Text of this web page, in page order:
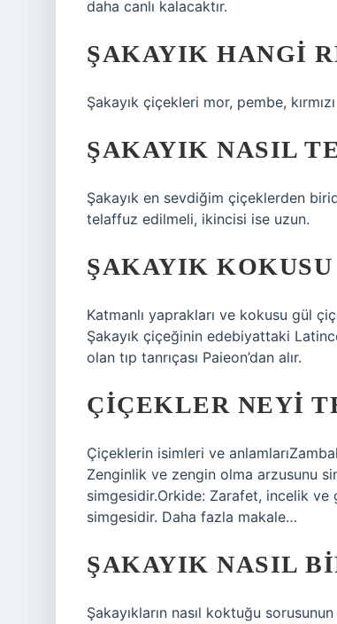
daha canlı kalacaktır.
ŞAKAYIK HANGI
Şakayık çiçekleri mor, pembe,
ŞAKAYIK NASIL
Şakayık en sevdiğim çiçeklerden
telaffuz edilmeli, ikincisi ise uzun.
ŞAKAYIK
Katmanlı yaprakları ve kokusu gül
Şakayık çiçeğinin edebiyattaki
olan tıp tanrıçası Paieon’dan alır.
ÇIÇEKLER NEYI
Çiçeklerin isimleri ve
Zenginlik ve zengin olma arzusunu
simgesidir.Orkide: Zarafet, incelik
simgesidir. Daha fazla makale…
ŞAKAYIK NASIL
Şakayıkların nasıl koktuğu